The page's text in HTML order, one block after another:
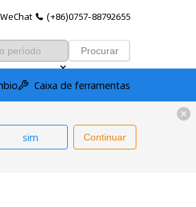
WeChat (+86)0757-88792655
Procurar
Caixa de ferramentas
sim Continuar